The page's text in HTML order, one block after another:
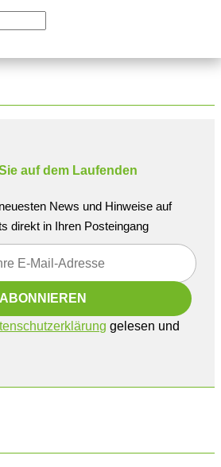
Beitrag zu finden.
auf dem Laufenden
News und Hinweise auf
direkt in Ihren Posteingang
gelesen und